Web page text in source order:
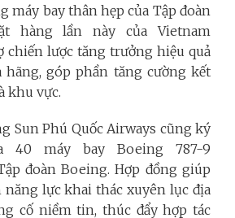
máy bay thân hẹp của Tập đoàn
hàng lần này của Vietnam
chiến lược tăng trưởng hiệu quả
hãng, góp phần tăng cường kết
khu vực.
Sun Phú Quốc Airways cũng ký
40 máy bay Boeing 787-9
đoàn Boeing. Hợp đồng giúp
lực khai thác xuyên lục địa
cố niềm tin, thúc đẩy hợp tác